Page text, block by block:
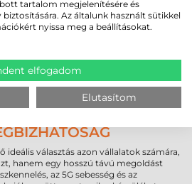
védelem a por ellen és vízbe merítés
szabvány:Ellenáll az ütéseknek,
betonra történő esést is túlél.
VÁLLLATI
ideális választás azon vállalatok számára,
hanem egy hosszú távú megoldást
az 5G sebesség és az
tartalom megjelenítésére és
Az általunk használt sütikkel
nyissa meg a beállításokat.
elfogadom
Elutasítom